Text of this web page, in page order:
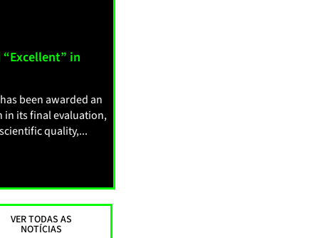
in
been awarded an
in its final evaluation,
quality,...
VER TODAS AS
NOTÍCIAS